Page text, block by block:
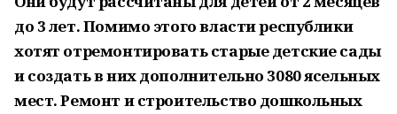
до 3 лет. Помимо этого власти республики
хотят отремонтировать старые детские сады
и создать в них дополнительно 3080 ясельных
мест. Ремонт и строительство дошкольных